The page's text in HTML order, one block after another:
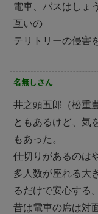
電車、バスはしょ
互いの
テリトリーの侵害
名無しさん
井之頭五郎（松重
ともあるけど、気
もあった。
仕切りがあるのは
多人数が座れる大
るだけで安心する。
昔は電車の席は対